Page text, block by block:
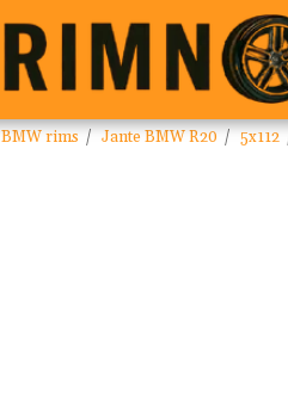
BMW rims Jante BMW R20 5x112